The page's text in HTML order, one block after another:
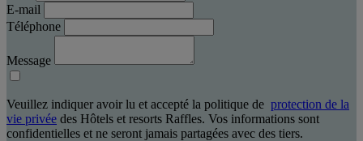
E-mail
Téléphone
Message
Veuillez indiquer avoir lu et accepté la politique de protection de la
vie privée des Hôtels et resorts Raffles. Vos informations sont
confidentielles et ne seront jamais partagées avec des tiers.